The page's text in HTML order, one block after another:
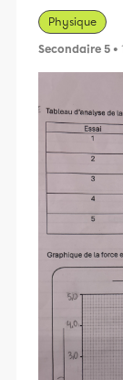
Physique
Secondaire 5 •